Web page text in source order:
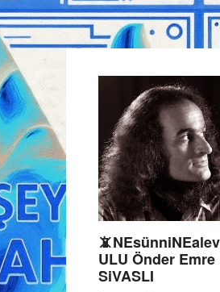
ULU Önder Emre
SiVASLI